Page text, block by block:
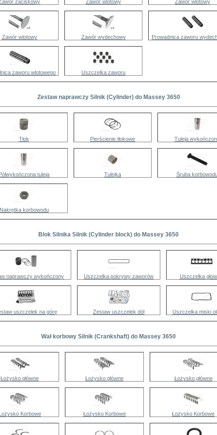
zaciskowy Zawór wlotowy Zawór wlotowy
Zawór wlotowy Zawór wydechowy Prowadnica zaworu
zaworu wlotowego Uszczelka zaworu
Zestaw naprawczy Silnik (Cylinder) do Massey 3650
Tłok Pierścienie tłokowe Tuleja
tuleja Tulejka Śruba
Nakrętka korbowodu
Blok Silnika Silnik (Cylinder block) do Massey 3650
naprawczy wykończony Uszczelka pokrywy zaworów Uszczelka
uszczelek na górę Zestaw uszczelek dół Uszczelka miski
Wał korbowy Silnik (Crankshaft) do Massey 3650
Łożysko główne Łożysko główne Łożysko główne
Korbowe Łożysko Korbowe Łożysko Korbowe